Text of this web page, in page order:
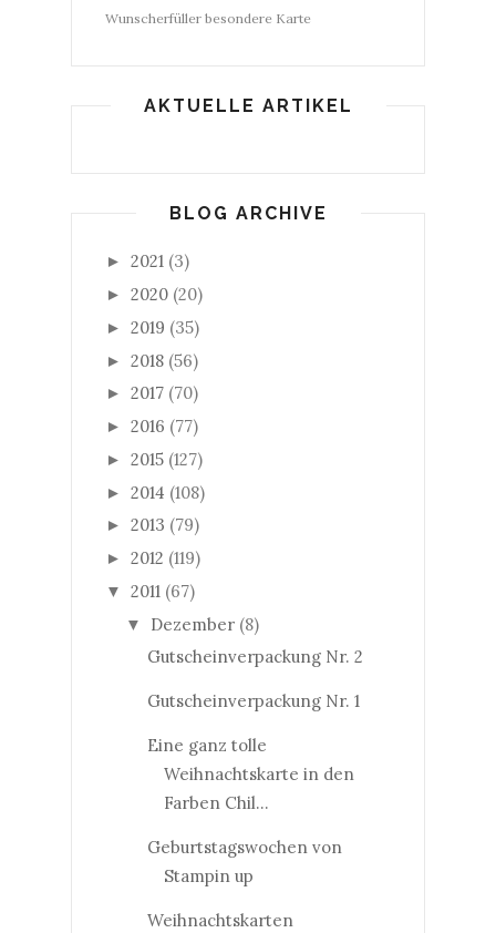
Wunscherfüller besondere Karte
AKTUELLE ARTIKEL
BLOG ARCHIVE
► 2021 (3)
► 2020 (20)
► 2019 (35)
► 2018 (56)
► 2017 (70)
► 2016 (77)
► 2015 (127)
► 2014 (108)
► 2013 (79)
► 2012 (119)
▼ 2011 (67)
▼ Dezember (8)
Gutscheinverpackung Nr. 2
Gutscheinverpackung Nr. 1
Eine ganz tolle
Weihnachtskarte in den
Farben Chil...
Geburtstagswochen von
Stampin up
Weihnachtskarten